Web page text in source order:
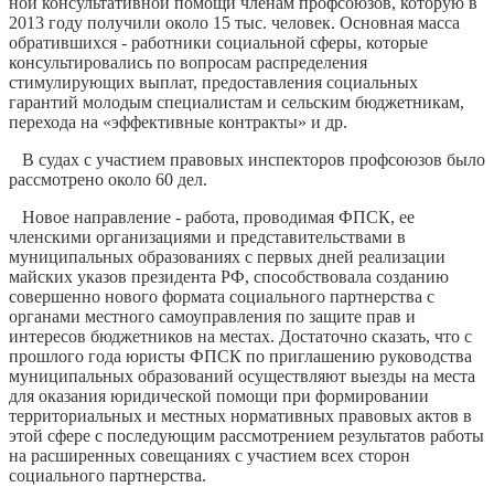
2013 году полу­чили около 15 тыс. человек. Основная масса
обратившихся - работники со­циальной сферы, которые
консульти­ровались по вопросам распределения
стимулирующих выплат, предоставления социальных
гарантий молодым специ­алистам и сельским бюджетникам,
пере­хода на «эффективные контракты» и др.
В судах с участием правовых инспек­торов профсоюзов было
рассмотрено около 60 дел.
Новое направление - работа, проводи­мая ФПСК, ее
членскими организациями и представительствами в
муниципальных образованиях с первых дней реализации
майских указов президента РФ, способ­ствовала созданию
совершенно нового формата социального партнерства с
органами местного самоуправления по защите прав и
интересов бюджетников на местах. Достаточно сказать, что с
прошлого года юристы ФПСК по при­глашению руководства
муниципальных образований осуществляют выезды на места
для оказания юридической помо­щи при формировании
территориальных и местных нормативных правовых актов в
этой сфере с последующим рассмотре­нием результатов работы
на расширен­ных совещаниях с участием всех сторон
социального партнерства.